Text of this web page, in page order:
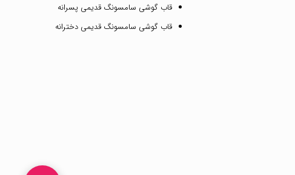
قاب گوشی سامسونگ قدیمی پسرانه
قاب گوشی سامسونگ قدیمی دخترانه